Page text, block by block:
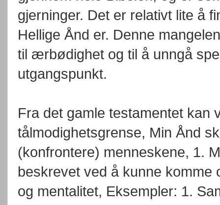
gjerninger. Det er relativt lite å
Hellige Ånd er. Denne
til ærbødighet og til å unngå
utgangspunkt.
Fra det gamle testamentet kan
tålmodighetsgrense, Min Ånd
(konfrontere) menneskene, 1.
beskrevet ved å kunne komme
og mentalitet, Eksempler: 1.